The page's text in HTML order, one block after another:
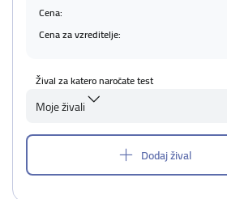
Cena:
Cena za vzreditelje:
Žival za katero naročate test
Moje živali
Dodaj žival